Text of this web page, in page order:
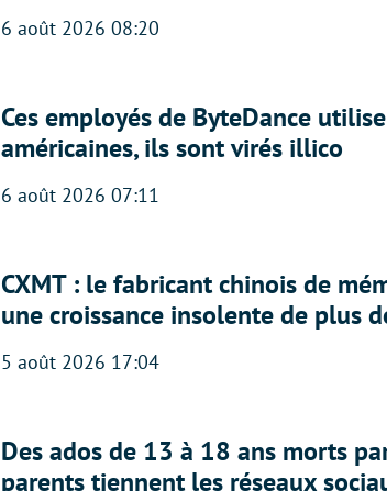
6 août 2026 08:20
Ces employés de ByteDance
américaines, ils sont virés illico
6 août 2026 07:11
CXMT : le fabricant chinois de
une croissance insolente de plus
5 août 2026 17:04
Des ados de 13 à 18 ans morts
parents tiennent les réseaux